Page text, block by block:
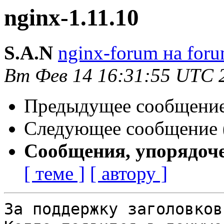
nginx-1.11.10
S.A.N nginx-forum на
Вт Фев 14 16:31:55 UTC
Предыдущее
Следующее сообщение
Сообщения,
[ теме ] [ автору ]
За поддержку